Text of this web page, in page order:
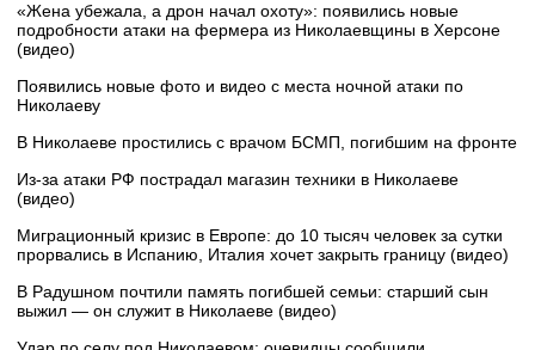
«Жена убежала, а дрон начал охоту»: появились новые
подробности атаки на фермера из Николаевщины в Херсоне
(видео)
Появились новые фото и видео с места ночной атаки по
Николаеву
В Николаеве простились с врачом БСМП, погибшим на фронте
Из-за атаки РФ пострадал магазин техники в Николаеве
(видео)
Миграционный кризис в Европе: до 10 тысяч человек за сутки
прорвались в Испанию, Италия хочет закрыть границу (видео)
В Радушном почтили память погибшей семьи: старший сын
выжил — он служит в Николаеве (видео)